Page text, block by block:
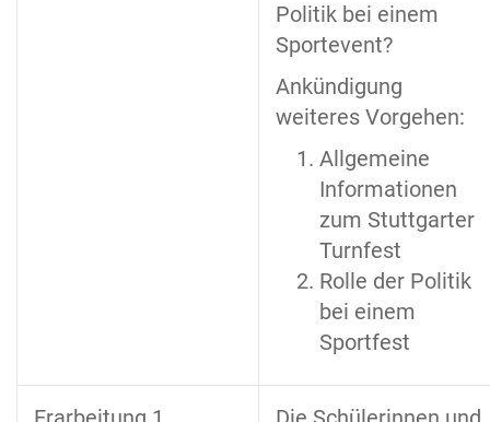
Politik bei einem
Sportevent?
Ankündigung
weiteres Vorgehen:
Allgemeine
Informationen
zum Stuttgarter
Turnfest
Rolle der Politik
bei einem
Sportfest